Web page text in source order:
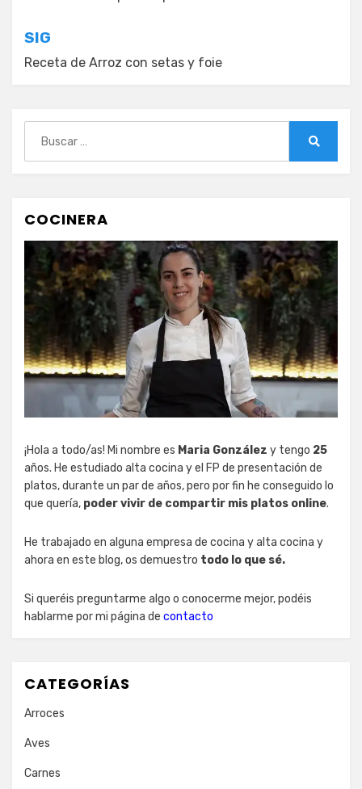
entradas
SIG
Receta de Arroz con setas y foie
COCINERA
¡Hola a todo/as! Mi nombre es Maria González y tengo 25
años. He estudiado alta cocina y el FP de presentación de
platos, durante un par de años, pero por fin he conseguido lo
que quería, poder vivir de compartir mis platos online.
He trabajado en alguna empresa de cocina y alta cocina y
ahora en este blog, os demuestro todo lo que sé.
Si queréis preguntarme algo o conocerme mejor, podéis
hablarme por mi página de contacto
CATEGORÍAS
Arroces
Aves
Carnes